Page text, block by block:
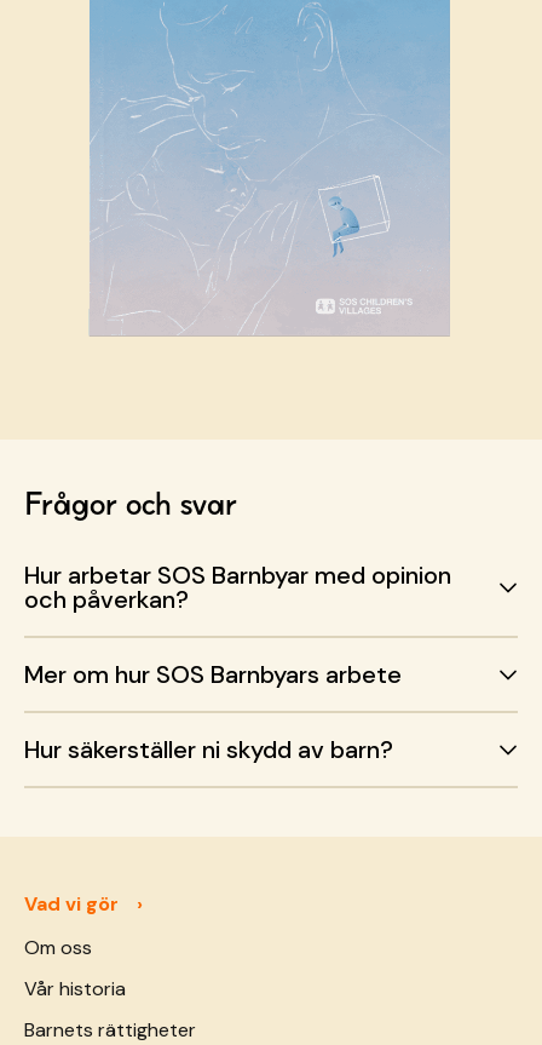
Frågor och svar
Hur arbetar SOS Barnbyar med opinion
och påverkan?
Mer om hur SOS Barnbyars arbete
Hur säkerställer ni skydd av barn?
Vad vi gör
Om oss
Vår historia
Barnets rättigheter